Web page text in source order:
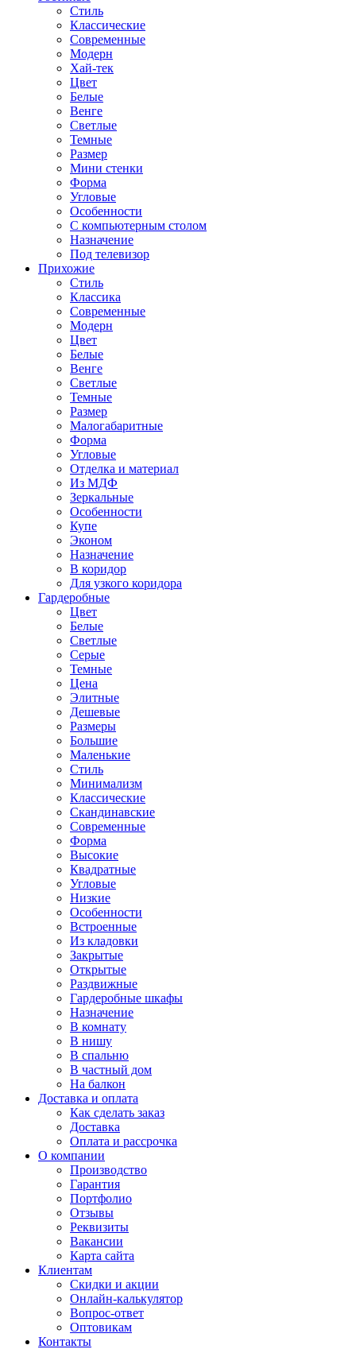
Стиль
Классические
Современные
Модерн
Хай-тек
Цвет
Белые
Венге
Светлые
Темные
Размер
Мини стенки
Форма
Угловые
Особенности
С компьютерным столом
Назначение
Под телевизор
Прихожие
Стиль
Классика
Современные
Модерн
Цвет
Белые
Венге
Светлые
Темные
Размер
Малогабаритные
Форма
Угловые
Отделка и материал
Из МДФ
Зеркальные
Особенности
Купе
Эконом
Назначение
В коридор
Для узкого коридора
Гардеробные
Цвет
Белые
Светлые
Серые
Темные
Цена
Элитные
Дешевые
Размеры
Большие
Маленькие
Стиль
Минимализм
Классические
Скандинавские
Современные
Форма
Высокие
Квадратные
Угловые
Низкие
Особенности
Встроенные
Из кладовки
Закрытые
Открытые
Раздвижные
Гардеробные шкафы
Назначение
В комнату
В нишу
В спальню
В частный дом
На балкон
Доставка и оплата
Как сделать заказ
Доставка
Оплата и рассрочка
О компании
Производство
Гарантия
Портфолио
Отзывы
Реквизиты
Вакансии
Карта сайта
Клиентам
Скидки и акции
Онлайн-калькулятор
Вопрос-ответ
Оптовикам
Контакты